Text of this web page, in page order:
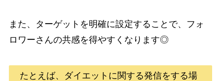
また、ターゲットを明確に設定することで、フォ
ロワーさんの共感を得やすくなります◎
たとえば、ダイエットに関する発信をする場